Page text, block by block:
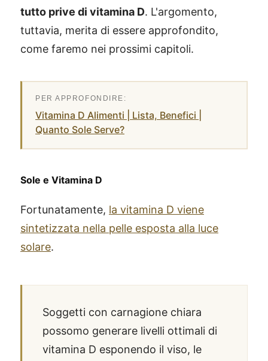
tutto prive di vitamina D. L'argomento,
tuttavia, merita di essere approfondito,
come faremo nei prossimi capitoli.
Vitamina D Alimenti | Lista, Benefici |
Quanto Sole Serve?
Sole e Vitamina D
Fortunatamente, la vitamina D viene
sintetizzata nella pelle esposta alla luce
solare.
Soggetti con carnagione chiara
possomo generare livelli ottimali di
vitamina D esponendo il viso, le